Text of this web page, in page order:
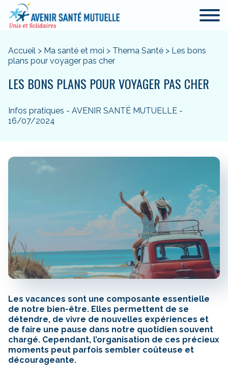
Accueil > Ma santé et moi > Thema Santé > Les bons
plans pour voyager pas cher
LES BONS PLANS POUR VOYAGER PAS CHER
Infos pratiques - AVENIR SANTÉ MUTUELLE -
16/07/2024
Les vacances sont une composante essentielle
de notre bien-être. Elles permettent de se
détendre, de vivre de nouvelles expériences et
de faire une pause dans notre quotidien souvent
chargé. Cependant, l’organisation de ces précieux
moments peut parfois sembler coûteuse et
décourageante.